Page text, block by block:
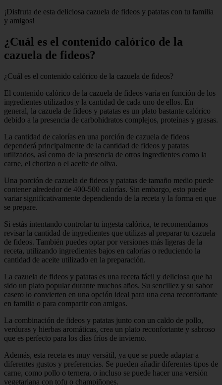
¡Disfruta de esta deliciosa cazuela de fideos y patatas con tu familia
y amigos!
¿Cuál es el contenido calórico de la
cazuela de fideos?
¿Cuál es el contenido calórico de la cazuela de fideos?
El contenido calórico de la cazuela de fideos varía en función de los
ingredientes utilizados y la cantidad de cada uno de ellos. En
general, la cazuela de fideos y patatas es un plato bastante calórico
debido a la presencia de carbohidratos complejos, proteínas y grasas.
La cantidad de calorías en una porción de cazuela de fideos
dependerá principalmente de la cantidad de fideos y patatas
utilizados, así como de la presencia de otros ingredientes como la
carne, el chorizo o el aceite de oliva.
Una porción de cazuela de fideos y patatas de tamaño medio puede
contener alrededor de 400-500 calorías. Sin embargo, esto puede
variar significativamente dependiendo de la receta y la forma en que
se prepare.
Si estás intentando controlar tu ingesta calórica, te recomendamos
revisar la cantidad de ingredientes que utilizas al preparar tu cazuela
de fideos. También puedes optar por versiones más ligeras de la
receta, utilizando ingredientes bajos en calorías o reduciendo la
cantidad de aceite utilizado en la preparación.
La cazuela de fideos y patatas es una receta fácil y deliciosa que ha
sido un plato popular durante muchos años. Su sencillez y su sabor
casero lo convierten en una opción ideal para una cena reconfortante
en familia o para compartir con amigos.
La combinación de fideos y patatas junto con un caldo de pollo,
verduras y hierbas aromáticas, crea un plato reconfortante y sabroso
que es perfecto para los días fríos de invierno.
Además, esta receta es muy versátil, ya que se puede adaptar a
diferentes gustos y preferencias. Se pueden añadir diferentes tipos de
carne, como pollo o ternera, o incluso se puede hacer una versión
vegetariana con tofu o champiñones.